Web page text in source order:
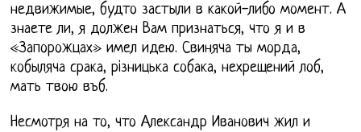
недвижимые, будто застыли в какой-либо момент. А
знаете ли, я должен Вам признаться, что я и в
«Запорожцах» имел идею. Свиняча ты морда,
кобыляча срака, рiзницька собака, нехрещений лоб,
мать твою въб.
Несмотря на то, что Александр Иванович жил и